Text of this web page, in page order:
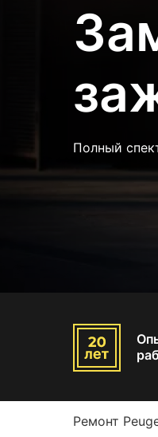
Полный
Ремонт